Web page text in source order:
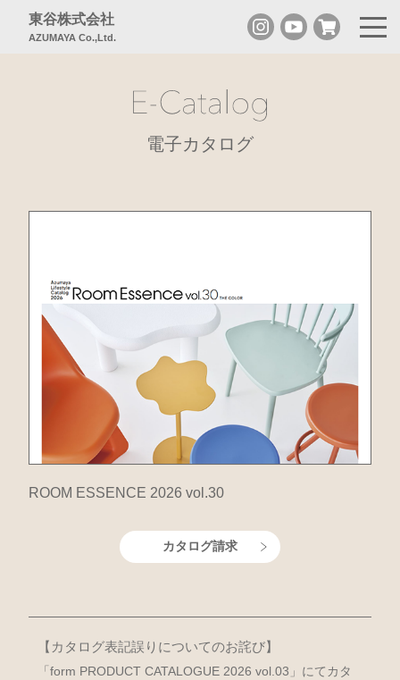
東谷株式会社
AZUMAYA Co.,Ltd.
電子カタログ
ROOM ESSENCE 2026 vol.30
カタログ請求
【カタログ表記誤りについてのお詫び】
「form PRODUCT CATALOGUE 2026 vol.03」にてカタ